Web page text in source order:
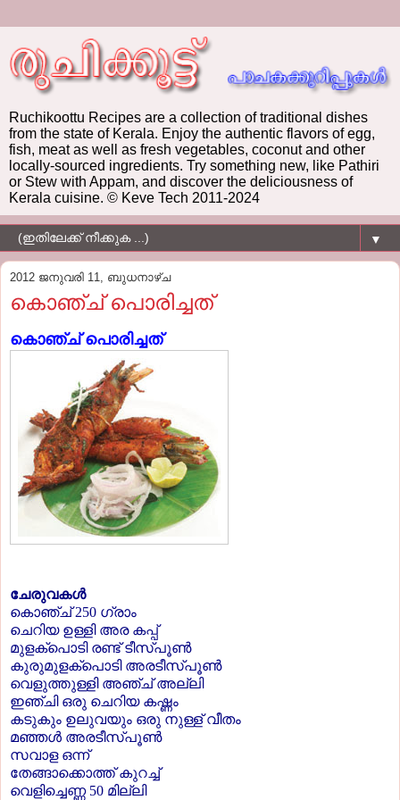
Ruchikoottu Recipes are a collection of traditional dishes
from the state of Kerala. Enjoy the authentic flavors of egg,
fish, meat as well as fresh vegetables, coconut and other
locally-sourced ingredients. Try something new, like Pathiri
or Stew with Appam, and discover the deliciousness of
Kerala cuisine. © Keve Tech 2011-2024
▼
2012 ജനുവരി 11, ബുധനാഴ്‌ച
കൊഞ്ച് പൊരിച്ചത്
കൊഞ്ച് പൊരിച്ചത്
ചേരുവകള്‍
കൊഞ്ച് 250 ഗ്രാം
ചെറിയ ഉള്ളി അര കപ്പ്
മുളക്‌പൊടി രണ്ട് ടീസ്പൂണ്‍
കുരുമുളക്‌പൊടി അരടീസ്പൂണ്‍
വെളുത്തുള്ളി അഞ്ച് അല്ലി
ഇഞ്ചി ഒരു ചെറിയ കഷ്ണം
കടുകും ഉലുവയും ഒരു നുള്ള് വീതം
മഞ്ഞള്‍ അരടീസ്പൂണ്‍
സവാള ഒന്ന്
തേങ്ങാക്കൊത്ത് കുറച്ച്
വെളിച്ചെണ്ണ 50 മില്ലി